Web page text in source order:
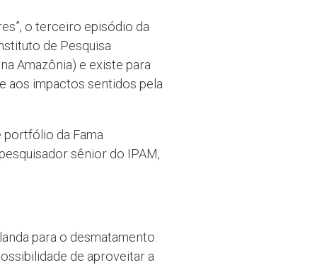
o terceiro episódio da
de Pesquisa
Amazônia) e existe para
aos impactos sentidos pela
portfólio da Fama
sênior do IPAM,
para o desmatamento.
de aproveitar a